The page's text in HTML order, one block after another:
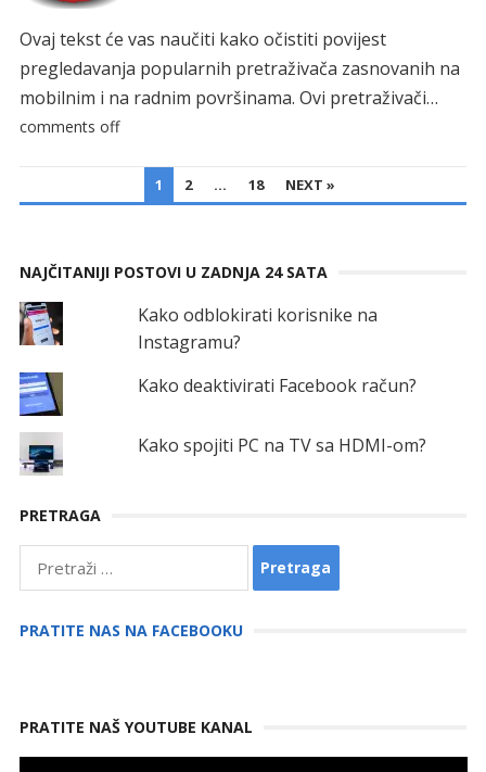
Ovaj tekst će vas naučiti kako očistiti povijest
pregledavanja popularnih pretraživača zasnovanih na
mobilnim i na radnim površinama. Ovi pretraživači…
comments off
PAGINATION
1 2 … 18 NEXT »
NAJČITANIJI POSTOVI U ZADNJA 24 SATA
Kako odblokirati korisnike na
Instagramu?
Kako deaktivirati Facebook račun?
Kako spojiti PC na TV sa HDMI-om?
PRETRAGA
Pretraga:
PRATITE NAS NA FACEBOOKU
PRATITE NAŠ YOUTUBE KANAL